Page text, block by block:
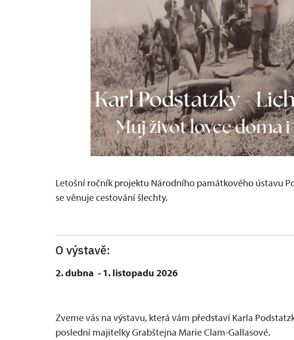
Letošní ročník projektu Národního památkového ústavu
se věnuje cestování šlechty.
O výstavě:
2. dubna - 1. listopadu 2026
Zveme vás na výstavu, která vám představí Karla
poslední majitelky Grabštejna Marie Clam-Gallasové.